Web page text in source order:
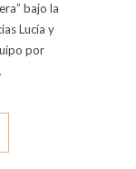
bajo la
Lucía y
por